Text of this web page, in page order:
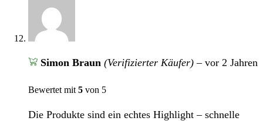
Simon Braun (Verifizierter Käufer) – vor 2 Jahren
Bewertet mit 5 von 5
Die Produkte sind ein echtes Highlight – schnelle